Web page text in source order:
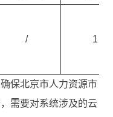
/ 1
保北京市人力资源市
需要对系统涉及的云